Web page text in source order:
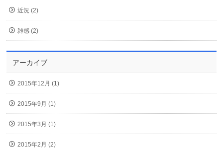
近況 (2)
雑感 (2)
アーカイブ
2015年12月 (1)
2015年9月 (1)
2015年3月 (1)
2015年2月 (2)